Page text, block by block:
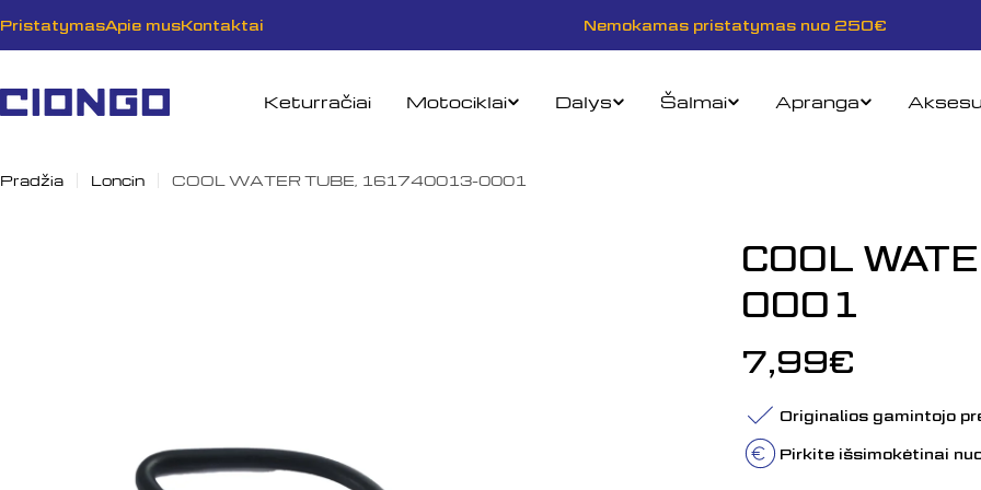
prie
PristatymasApie musKontaktai Nemokamas pristatymas nuo 250€
Keturračiai Motociklai Dalys Šalmai Apranga
Pradžia Loncin COOL WATER TUBE, 161740013-0001
COOL
0001
Įprasta
kaina
7,99€
Originalios gamintojo
Pirkite išsimokėtinai